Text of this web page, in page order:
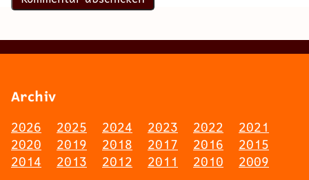
Archiv
2026 2025 2024 2023 2022
2021
2020
2019 2018 2017 2016
2015
2014
2013 2012 2011 2010 2009